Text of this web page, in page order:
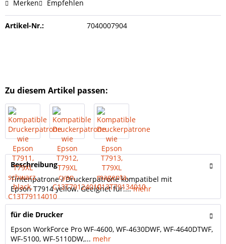
Merken Empfehlen
Artikel-Nr.: 7040007904
Zu diesem Artikel passen:
Beschreibung
Tintenpatrone / Druckerpatrone kompatibel mit
Epson T7914 yellow. Geeignet für:...mehr
für die Drucker
Epson WorkForce Pro WF-4600, WF-4630DWF, WF-4640DTWF,
WF-5100, WF-5110DW,... mehr